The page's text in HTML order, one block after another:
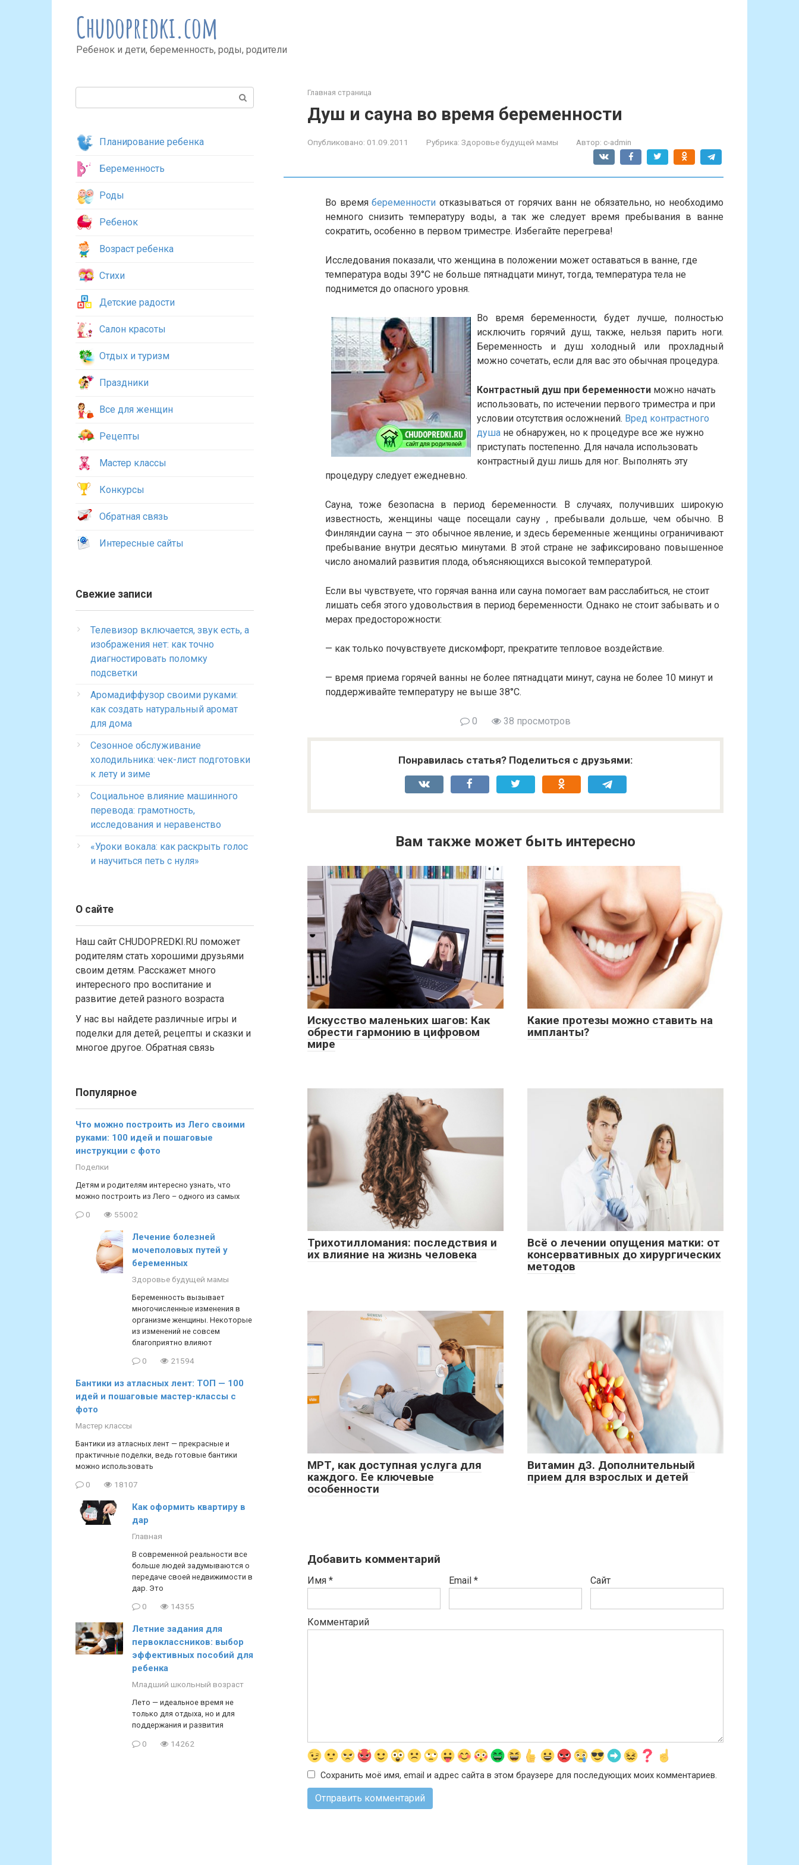
Chudopredki.com
Ребенок и дети, беременность, роды, родители
Главная страница
Душ и сауна во время беременности
Опубликовано: 01.09.2011 Рубрика: Здоровье будущей мамы Автор: c-admin
Во времябеременности отказываться от горячих ванн не обязательно, но необходимо
немного снизить температуру воды, а так же следует время пребывания в ванне
сократить, особенно в первом триместре. Избегайте перегрева!
Исследования показали, что женщина в положении может оставаться в ванне, где
температура воды 39°С не больше пятнадцати минут, тогда, температура тела не
поднимется до опасного уровня.
Во время беременности, будет лучше, полностью
исключить горячий душ, также, нельзя парить ноги.
Беременность и душ холодный или прохладный
можно сочетать, если для вас это обычная процедура.
Контрастный душ при беременности можно начать
использовать, по истечении первого триместра и при
условии отсутствия осложнений. Вред контрастного
душа не обнаружен, но к процедуре все же нужно
приступать постепенно. Для начала использовать
контрастный душ лишь для ног. Выполнять эту
процедуру следует ежедневно.
Сауна, тоже безопасна в период беременности. В случаях, получивших широкую
известность, женщины чаще посещали сауну , пребывали дольше, чем обычно. В
Финляндии сауна — это обычное явление, и здесь беременные женщины ограничивают
пребывание внутри десятью минутами. В этой стране не зафиксировано повышенное
число аномалий развития плода, объясняющихся высокой температурой.
Если вы чувствуете, что горячая ванна или сауна помогает вам расслабиться, не стоит
лишать себя этого удовольствия в период беременности. Однако не стоит забывать и о
мерах предосторожности:
— как только почувствуете дискомфорт, прекратите тепловое воздействие.
— время приема горячей ванны не более пятнадцати минут, сауна не более 10 минут и
поддерживайте температуру не выше 38°С.
0 38 просмотров
Понравилась статья? Поделиться с друзьями:
Вам также может быть интересно
Искусство маленьких шагов: Как
обрести гармонию в цифровом
мире
Какие протезы можно ставить на
импланты?
Трихотилломания: последствия и
их влияние на жизнь человека
Всё о лечении опущения матки: от
консервативных до хирургических
методов
МРТ, как доступная услуга для
каждого. Ее ключевые
особенности
Витамин д3. Дополнительный
прием для взрослых и детей
Добавить комментарий
Имя * Email * Сайт
Комментарий
Сохранить моё имя, email и адрес сайта в этом браузере для последующих моих комментариев.
Планирование ребенка
Беременность
Роды
Ребенок
Возраст ребенка
Стихи
Детские радости
Салон красоты
Отдых и туризм
Праздники
Все для женщин
Рецепты
Мастер классы
Конкурсы
Обратная связь
Интересные сайты
Свежие записи
Телевизор включается, звук есть, а
изображения нет: как точно
диагностировать поломку
подсветки
Аромадиффузор своими руками:
как создать натуральный аромат
для дома
Сезонное обслуживание
холодильника: чек-лист подготовки
к лету и зиме
Социальное влияние машинного
перевода: грамотность,
исследования и неравенство
«Уроки вокала: как раскрыть голос
и научиться петь с нуля»
О сайте
Наш сайт CHUDOPREDKI.RU поможет
родителям стать хорошими друзьями
своим детям. Расскажет много
интересного про воспитание и
развитие детей разного возраста
У нас вы найдете различные игры и
поделки для детей, рецепты и сказки и
многое другое. Обратная связь
Популярное
Что можно построить из Лего своими
руками: 100 идей и пошаговые
инструкции с фото
Поделки
Детям и родителям интересно узнать, что
можно построить из Лего – одного из самых
0 55002
Лечение болезней
мочеполовых путей у
беременных
Здоровье будущей мамы
Беременность вызывает
многочисленные изменения в
организме женщины. Некоторые
из изменений не совсем
благоприятно влияют
0 21594
Бантики из атласных лент: ТОП — 100
идей и пошаговые мастер-классы с
фото
Мастер классы
Бантики из атласных лент — прекрасные и
практичные поделки, ведь готовые бантики
можно использовать
0 18107
Как оформить квартиру в
дар
Главная
В современной реальности все
больше людей задумываются о
передаче своей недвижимости в
дар. Это
0 14355
Летние задания для
первоклассников: выбор
эффективных пособий для
ребенка
Младший школьный возраст
Лето — идеальное время не
только для отдыха, но и для
поддержания и развития
0 14262